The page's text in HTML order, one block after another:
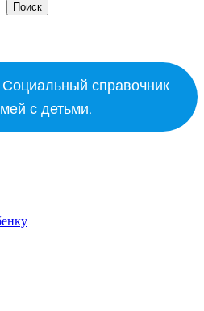
Поиск
справочник
с детьми.